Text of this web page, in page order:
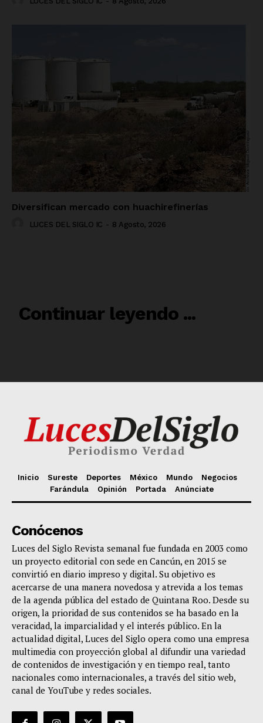
Inicio Sureste Deportes México Mundo
Negocios
Farándula
Opinión Portada Anúnciate
Conócenos
Luces del Siglo Revista semanal fue fundada en 2003 como
un proyecto editorial con sede en Cancún, en 2015 se
convirtió en diario impreso y digital. Su objetivo es
acercarse de una manera novedosa y atrevida a los temas
de la agenda pública del estado de Quintana Roo. Desde su
origen, la prioridad de sus contenidos se ha basado en la
veracidad, la imparcialidad y el interés público. En la
actualidad digital, Luces del Siglo opera como una empresa
multimedia con proyección global al difundir una variedad
de contenidos de investigación y en tiempo real, tanto
nacionales como internacionales, a través del sitio web,
canal de YouTube y redes sociales.